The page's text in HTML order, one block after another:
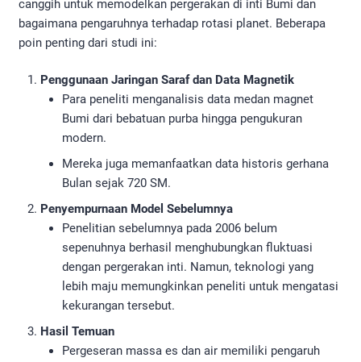
canggih untuk memodelkan pergerakan di inti Bumi dan
bagaimana pengaruhnya terhadap rotasi planet. Beberapa
poin penting dari studi ini:
Penggunaan Jaringan Saraf dan Data Magnetik
Para peneliti menganalisis data medan magnet
Bumi dari bebatuan purba hingga pengukuran
modern.
Mereka juga memanfaatkan data historis gerhana
Bulan sejak 720 SM.
Penyempurnaan Model Sebelumnya
Penelitian sebelumnya pada 2006 belum
sepenuhnya berhasil menghubungkan fluktuasi
dengan pergerakan inti. Namun, teknologi yang
lebih maju memungkinkan peneliti untuk mengatasi
kekurangan tersebut.
Hasil Temuan
Pergeseran massa es dan air memiliki pengaruh